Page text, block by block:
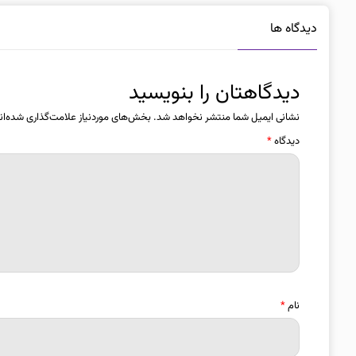
دیدگاه ها
دیدگاهتان را بنویسید
نشانی ایمیل شما منتشر نخواهد شد. بخش‌های موردنیاز علامت‌گذاری
دیدگاه*
نام*